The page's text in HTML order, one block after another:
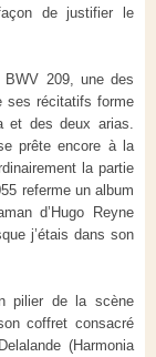
de justifier le
BWV 209, une des
ses récitatifs forme
et des deux arias.
prête encore à la
la partie
referme un album
d’Hugo Reyne
j’étais dans son
pilier de la scène
coffret consacré
(Harmonia